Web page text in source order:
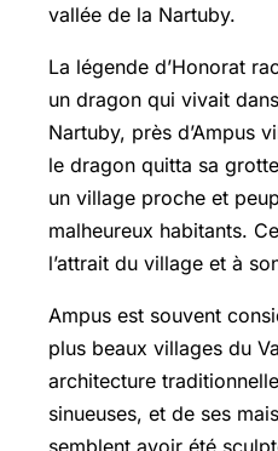
vallée de la Nartuby.
La légende d’Honorat
un dragon qui vivait
Nartuby, près d’Ampus
le dragon quitta sa
un village proche et
malheureux habitants.
l’attrait du village et à
Ampus est souvent
plus beaux villages du
architecture
sinueuses, et de ses
semblent avoir été